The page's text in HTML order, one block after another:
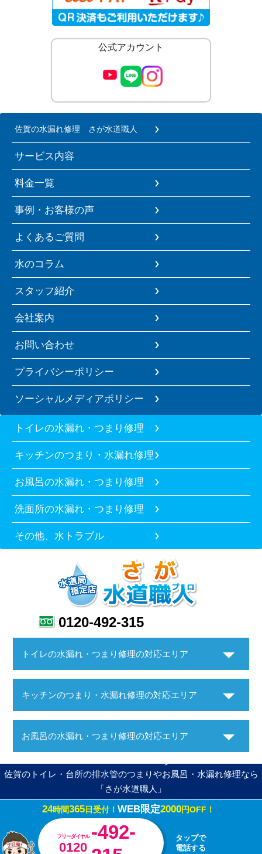
公式アカウント
佐賀の水漏れ修理 さが水道職人
サービス内容
料金一覧
事例・お客様の声
よくあるご質問
水のコラム
スタッフ紹介
会社案内
お問い合わせ
プライバシーポリシー
ソーシャルメディアポリシー
トイレの水漏れ・つまり修理
キッチンのつまり・水漏れ修理
お風呂の水漏れ・つまり修理
洗面所の水漏れ・つまり修理
その他、水トラブル
0120-492-315
トイレの水漏れ・つまり修理の対応エリア
キッチンのつまり・水漏れ修理の対応エリア
お風呂の水漏れ・つまり修理の対応エリア
佐賀のトイレ・台所の排水管のつまりやお風呂・水漏れ修理なら
「さが水道職人」
Copyright ©さが水道職人. All Rights Reserved.
24時間365日受付！ WEB限定2000円OFF！
フリーダイヤル
0120
-492-
タップで
電話する